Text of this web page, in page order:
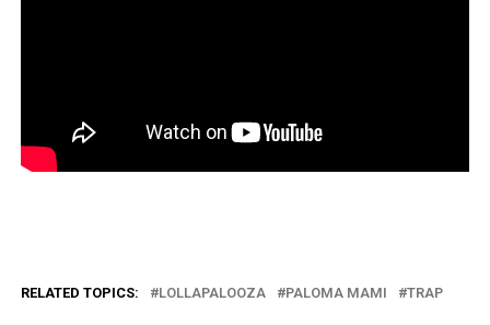
RELATED TOPICS: LOLLAPALOOZA PALOMA MAMI TRAP